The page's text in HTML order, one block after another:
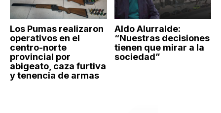
Los Pumas realizaron
operativos en el
centro-norte
provincial por
abigeato, caza furtiva
y tenencia de armas
Aldo Alurralde:
“Nuestras decisiones
tienen que mirar a la
sociedad”